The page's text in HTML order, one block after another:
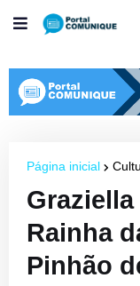
Página inicial
Rainha
Pinhão